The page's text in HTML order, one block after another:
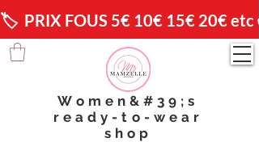
🏷️  PRIX FOUS 5€ 10€ 15€ 20€ etc
Women&#39;s
ready-to-wear
shop